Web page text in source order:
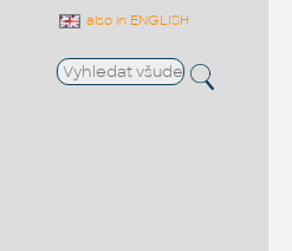
also in ENGLISH